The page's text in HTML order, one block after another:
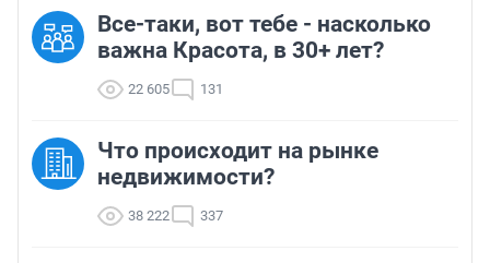
Все-таки, вот тебе - насколько
важна Красота, в 30+ лет?
22 605 131
Что происходит на рынке
недвижимости?
38 222 337